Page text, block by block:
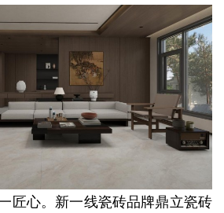
匠心。新一线瓷砖品牌鼎立瓷砖